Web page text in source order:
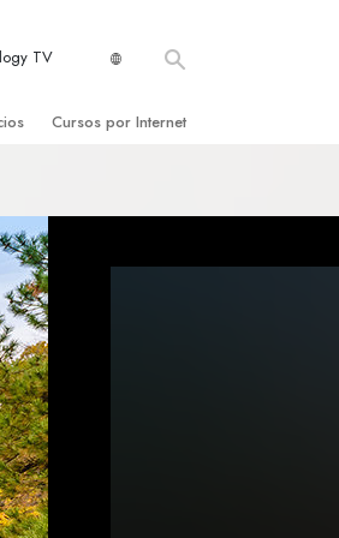
TV
Cursos por Internet
de la Existencia
de la Comprensión
un Entorno Peligroso
y Lesiones
la Honestidad
Emocional